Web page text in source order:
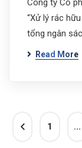
Công ty Cổ
“Xử lý rác
tổng ngân
Read More
1 …